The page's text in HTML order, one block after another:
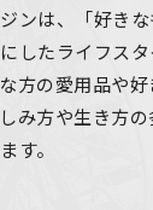
ンは、「好き
したライフス
方の愛用品や
み方や生き方
す。